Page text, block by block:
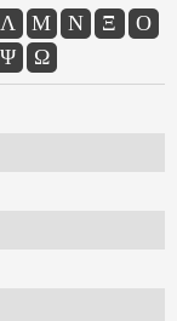
Λ Μ Ν Ξ
Ο
Ψ Ω